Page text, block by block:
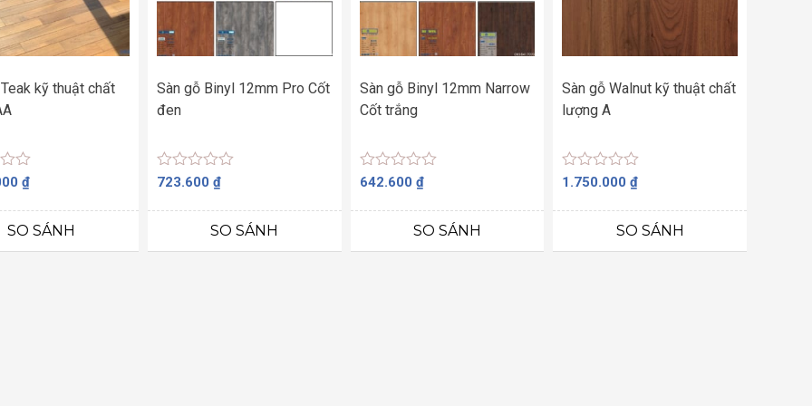
kỹ thuật chất
₫
SO SÁNH
Sàn gỗ Binyl 12mm Pro Cốt
đen
Được
hạng
sao
723.600 ₫
SO SÁNH
Sàn gỗ Binyl 12mm Narrow
Cốt trắng
Được
hạng
sao
642.600 ₫
SO SÁNH
Sàn gỗ Walnut kỹ thuật chất
lượng A
Được
hạng
sao
1.750.000₫
SO SÁNH